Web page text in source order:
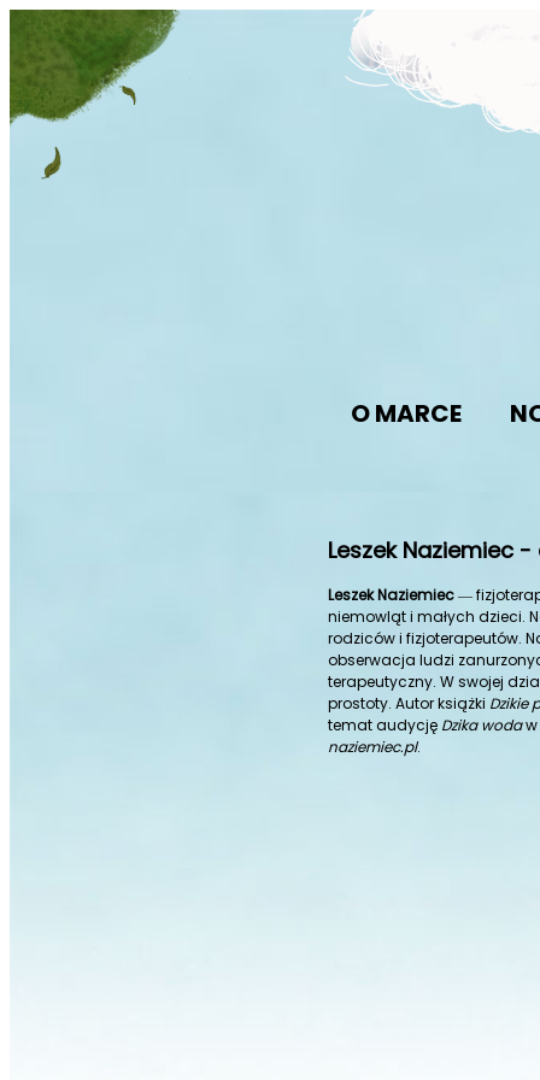
O MARCE
Leszek Naziemiec
Leszek Naziemiec―
niemowląt i małych dzieci.
rodziców i fizjoterapeutów.
obserwacja ludzi
terapeutyczny. W swojej
prostoty. Autor książki Dzikie
temat audycję Dzika wodaw
naziemiec.pl.